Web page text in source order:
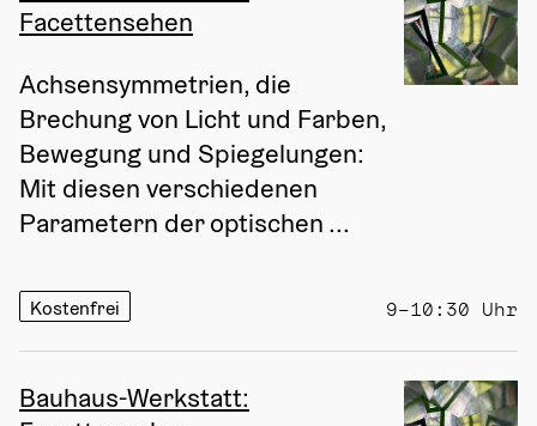
Facettensehen
Achsensymmetrien, die
Brechung von Licht und Farben,
Bewegung und Spiegelungen:
Mit diesen verschiedenen
Parametern der optischen ...
Kostenfrei 9–10:30 Uhr
Bauhaus-Werkstatt: